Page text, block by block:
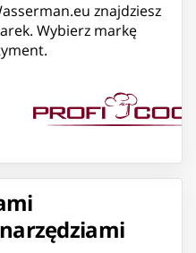
znajdziesz
Wybierz markę